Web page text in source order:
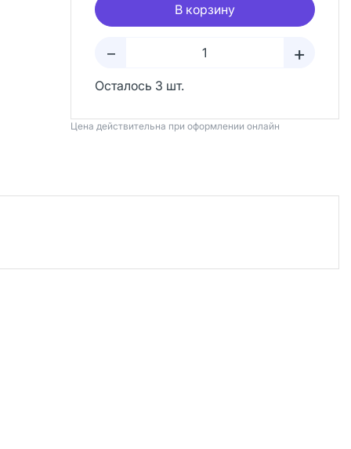
В корзину
– +
Осталось 3 шт.
Цена действительна при оформлении онлайн